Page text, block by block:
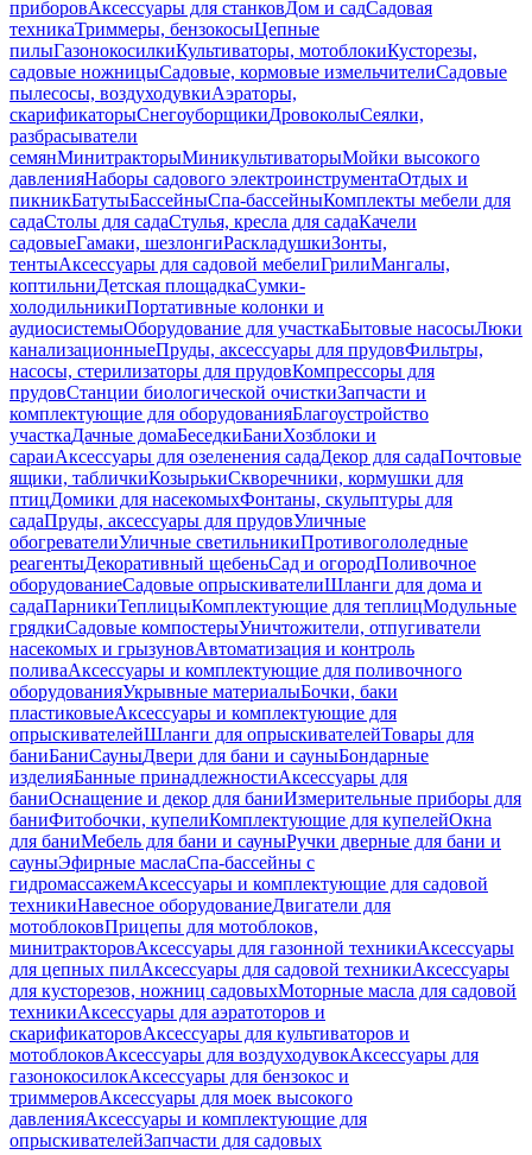
приборовАксессуары для станковДом и садСадовая
техникаТриммеры, бензокосыЦепные
пилыГазонокосилкиКультиваторы, мотоблокиКусторезы,
садовые ножницыСадовые, кормовые измельчителиСадовые
пылесосы, воздуходувкиАэраторы,
скарификаторыСнегоуборщикиДровоколыСеялки,
разбрасыватели
семянМинитракторыМиникультиваторыМойки высокого
давленияНаборы садового электроинструментаОтдых и
пикникБатутыБассейныСпа-бассейныКомплекты мебели для
садаСтолы для садаСтулья, кресла для садаКачели
садовыеГамаки, шезлонгиРаскладушкиЗонты,
тентыАксессуары для садовой мебелиГрилиМангалы,
коптильниДетская площадкаСумки-
холодильникиПортативные колонки и
аудиосистемыОборудование для участкаБытовые насосыЛюки
канализационныеПруды, аксессуары для прудовФильтры,
насосы, стерилизаторы для прудовКомпрессоры для
прудовСтанции биологической очисткиЗапчасти и
комплектующие для оборудованияБлагоустройство
участкаДачные домаБеседкиБаниХозблоки и
сараиАксессуары для озеленения садаДекор для садаПочтовые
ящики, табличкиКозырькиСкворечники, кормушки для
птицДомики для насекомыхФонтаны, скульптуры для
садаПруды, аксессуары для прудовУличные
обогревателиУличные светильникиПротивогололедные
реагентыДекоративный щебеньСад и огородПоливочное
оборудованиеСадовые опрыскивателиШланги для дома и
садаПарникиТеплицыКомплектующие для теплицМодульные
грядкиСадовые компостерыУничтожители, отпугиватели
насекомых и грызуновАвтоматизация и контроль
поливаАксессуары и комплектующие для поливочного
оборудованияУкрывные материалыБочки, баки
пластиковыеАксессуары и комплектующие для
опрыскивателейШланги для опрыскивателейТовары для
баниБаниСауныДвери для бани и сауныБондарные
изделияБанные принадлежностиАксессуары для
баниОснащение и декор для баниИзмерительные приборы для
баниФитобочки, купелиКомплектующие для купелейОкна
для баниМебель для бани и сауныРучки дверные для бани и
сауныЭфирные маслаСпа-бассейны с
гидромассажемАксессуары и комплектующие для садовой
техникиНавесное оборудованиеДвигатели для
мотоблоковПрицепы для мотоблоков,
минитракторовАксессуары для газонной техникиАксессуары
для цепных пилАксессуары для садовой техникиАксессуары
для кусторезов, ножниц садовыхМоторные масла для садовой
техникиАксессуары для аэратоторов и
скарификаторовАксессуары для культиваторов и
мотоблоковАксессуары для воздуходувокАксессуары для
газонокосилокАксессуары для бензокос и
триммеровАксессуары для моек высокого
давленияАксессуары и комплектующие для
опрыскивателейЗапчасти для садовых